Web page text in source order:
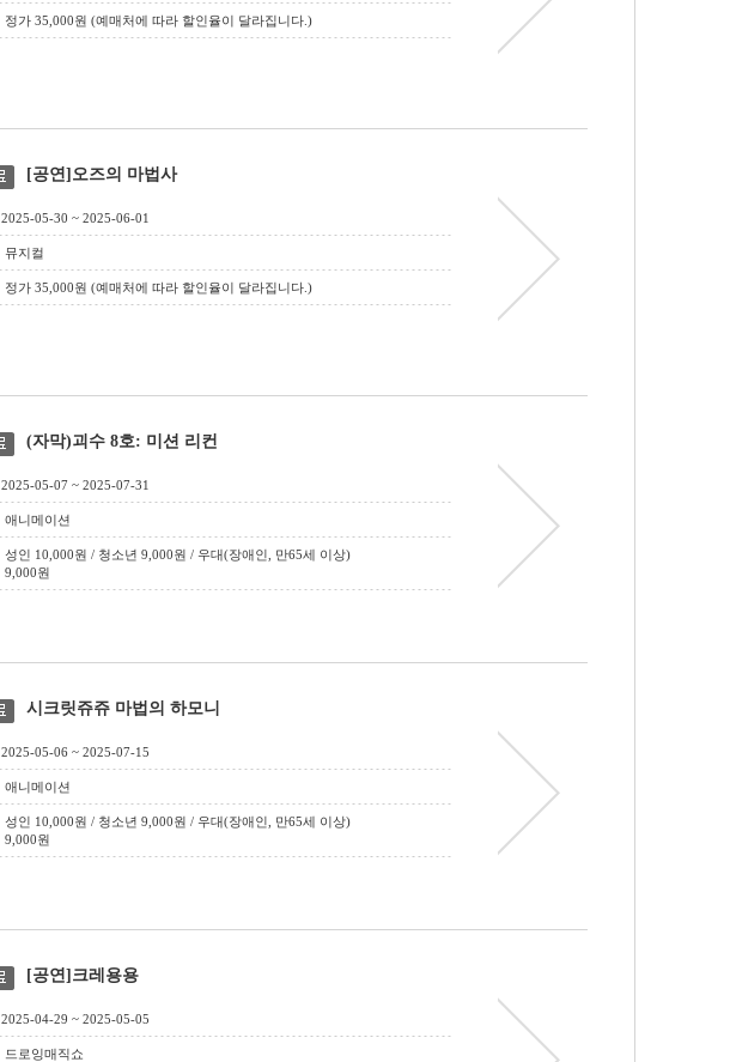
정가 35,000원 (예매처에 따라 할인율이 달라집니다.)
[공연]오즈의 마법사
2025-05-30 ~ 2025-06-01
뮤지컬
정가 35,000원 (예매처에 따라 할인율이 달라집니다.)
(자막)괴수 8호: 미션 리컨
2025-05-07 ~ 2025-07-31
애니메이션
성인 10,000원 / 청소년 9,000원 / 우대(장애인, 만65세 이상)
9,000원
시크릿쥬쥬 마법의 하모니
2025-05-06 ~ 2025-07-15
애니메이션
성인 10,000원 / 청소년 9,000원 / 우대(장애인, 만65세 이상)
9,000원
[공연]크레용용
2025-04-29 ~ 2025-05-05
드로잉매직쇼